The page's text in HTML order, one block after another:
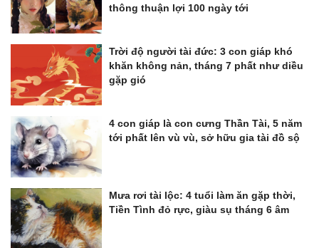
thông thuận lợi 100 ngày tới
Trời độ người tài đức: 3 con giáp khó
khăn không nản, tháng 7 phất như diều
gặp gió
4 con giáp là con cưng Thần Tài, 5 năm
tới phất lên vù vù, sở hữu gia tài đồ sộ
Mưa rơi tài lộc: 4 tuổi làm ăn gặp thời,
Tiền Tình đỏ rực, giàu sụ tháng 6 âm